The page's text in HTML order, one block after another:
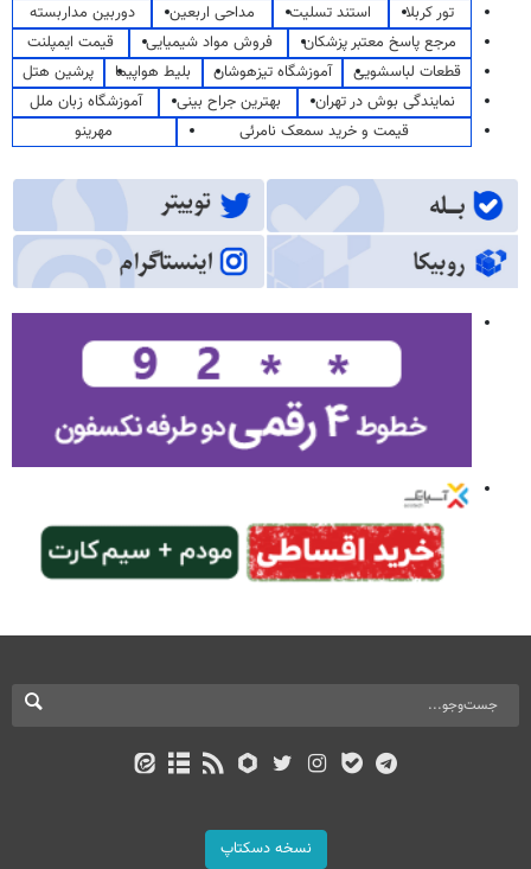
تور کربلا
استند تسلیت مداحی اربعین
دوربین مداربسته
مرجع پاسخ معتبر پزشکان
فروش مواد شیمیایی
قیمت ایمپلنت
قطعات لباسشویی
آموزشگاه تیزهوشان بلیط هواپیما
پرشین هتل
نمایندگی بوش در تهران
بهترین جراح بینی
آموزشگاه زبان ملل
قیمت و خرید سمعک نامرئی
مهرینو
نسخه دسکتاپ